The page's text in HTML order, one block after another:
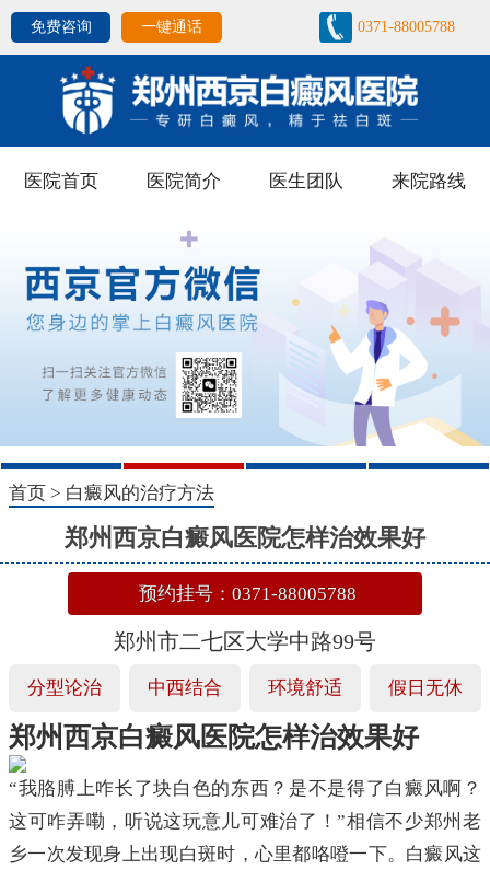
免费咨询 一键通话 0371-88005788
医院首页 医院简介 医生团队 来院路线
1 2 3 4
首页 > 白癜风的治疗方法
郑州西京白癜风医院怎样治效果好
预约挂号：0371-88005788
郑州市二七区大学中路99号
分型论治 中西结合 环境舒适 假日无休
郑州西京白癜风医院怎样治效果好
“我胳膊上咋长了块白色的东西？是不是得了白癜风啊？
这可咋弄嘞，听说这玩意儿可难治了！”相信不少郑州老
乡一次发现身上出现白斑时，心里都咯噔一下。白癜风这